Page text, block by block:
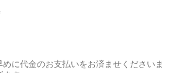
に代金のお支払いをお済ませくださいま